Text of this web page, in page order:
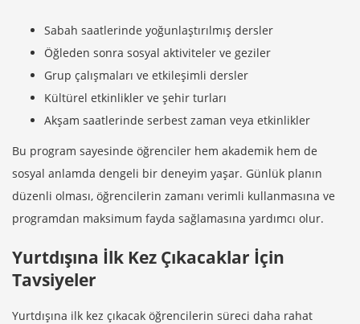
Sabah saatlerinde yoğunlaştırılmış dersler
Öğleden sonra sosyal aktiviteler ve geziler
Grup çalışmaları ve etkileşimli dersler
Kültürel etkinlikler ve şehir turları
Akşam saatlerinde serbest zaman veya etkinlikler
Bu program sayesinde öğrenciler hem akademik hem de
sosyal anlamda dengeli bir deneyim yaşar. Günlük planın
düzenli olması, öğrencilerin zamanı verimli kullanmasına ve
programdan maksimum fayda sağlamasına yardımcı olur.
Yurtdışına İlk Kez Çıkacaklar İçin
Tavsiyeler
Yurtdışına ilk kez çıkacak öğrencilerin süreci daha rahat